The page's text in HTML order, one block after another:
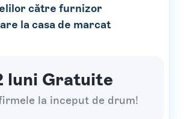
către furnizor
la casa de marcat
luni Gratuite
la inceput de drum!